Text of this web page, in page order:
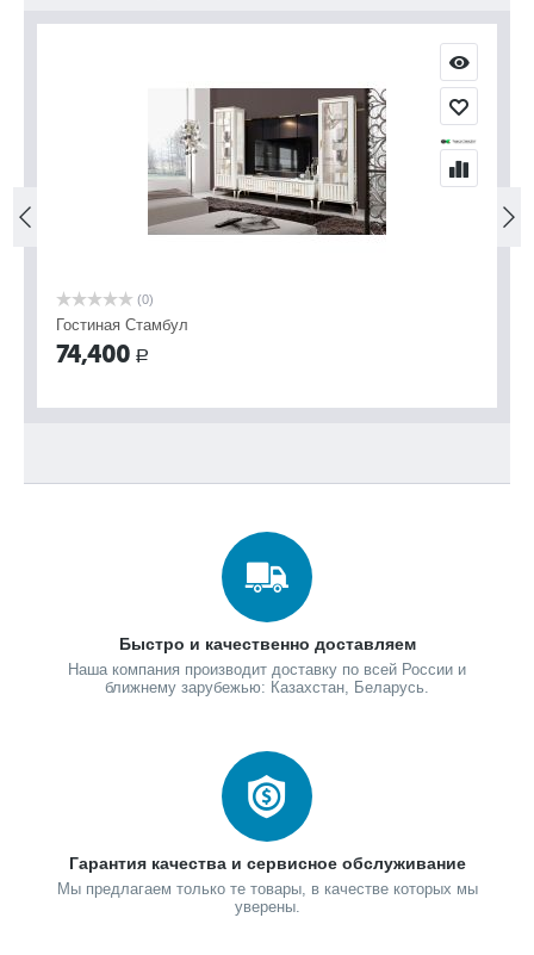
(0)
Гостиная Стамбул
74,400 Р
Быстро и качественно доставляем
Наша компания производит доставку по всей России и
ближнему зарубежью: Казахстан, Беларусь.
Гарантия качества и сервисное обслуживание
Мы предлагаем только те товары, в качестве которых мы
уверены.